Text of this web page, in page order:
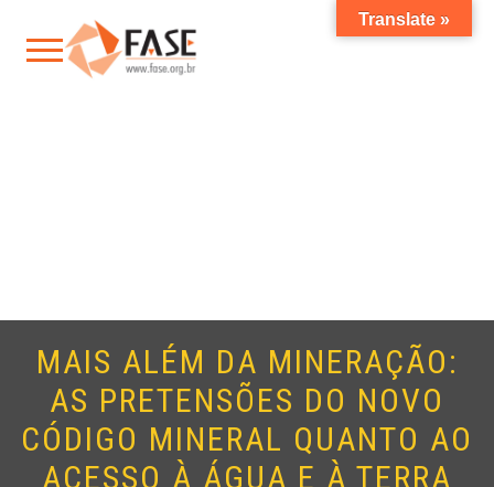
MAIS ALÉM DA MINERAÇÃO:
AS PRETENSÕES DO NOVO
CÓDIGO MINERAL QUANTO AO
ACESSO À ÁGUA E À TERRA
Translate »